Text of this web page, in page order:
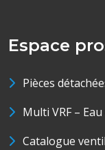
Espace
Pièces
Multi VRF – Eau
Catalogue